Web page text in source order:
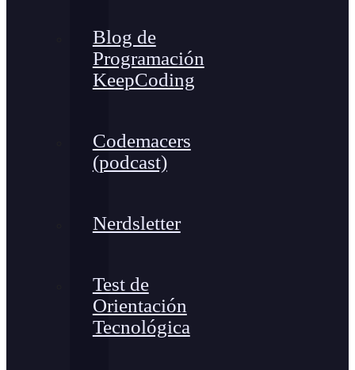
Blog de
Programación
KeepCoding
Codemacers
(podcast)
Nerdsletter
Test de
Orientación
Tecnológica